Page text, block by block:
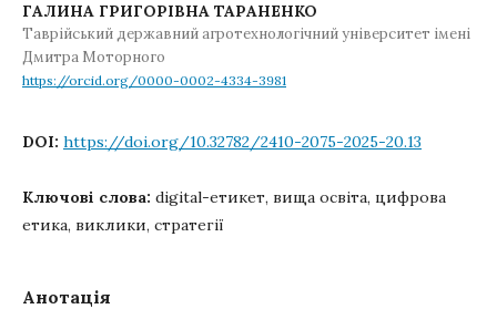
ГАЛИНА ГРИГОРІВНА ТАРАНЕНКО
Таврійський державний агротехнологічний університет імені
Дмитра Моторного
https://orcid.org/0000-0002-4334-3981
DOI: https://doi.org/10.32782/2410-2075-2025-20.13
Ключові слова: digital-етикет, вища освіта, цифрова
етика, виклики, стратегії
Анотація